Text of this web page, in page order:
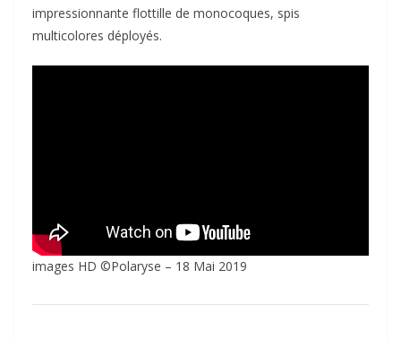
impressionnante flottille de monocoques, spis
multicolores déployés.
images HD ©Polaryse – 18 Mai 2019